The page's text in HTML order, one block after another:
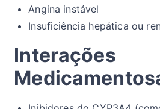
Angina instável
Insuficiência hepática ou
Interações